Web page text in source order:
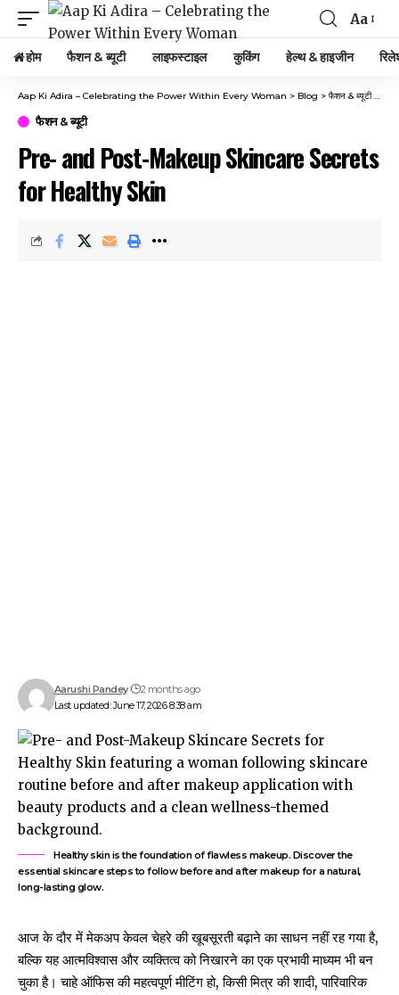
Aa
होम फैशन & ब्यूटी लाइफस्टाइल कुकिंग हेल्थ & हाइजीन
Aap Ki Adira – Celebrating the Power Within Every Woman > Blog > फैशन & ब्यूटी>
फैशन & ब्यूटी
Pre- and Post-Makeup Skincare Secrets
for Healthy Skin
Last updated: June 17, 2026 8:38 am
Aarushi Pandey 2 months ago
Healthy skin is the foundation of flawless makeup. Discover the
essential skincare steps to follow before and after makeup for a natural,
long-lasting glow.
आज के दौर में मेकअप केवल चेहरे की खूबसूरती बढ़ाने का साधन नहीं रह गया है,
बल्कि यह आत्मविश्वास और व्यक्तित्व को निखारने का एक प्रभावी माध्यम भी बन
चुका है। चाहे ऑफिस की महत्वपूर्ण मीटिंग हो, किसी मित्र की शादी, पारिवारिक